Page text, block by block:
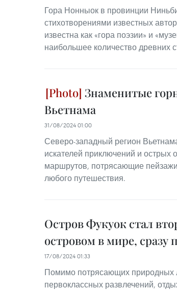
Гора Нонныок в провинции
стихотворениями известных
известна как «гора поэзии» и
наибольшее количество древних
Знаменитые
Вьетнама
31/08/2024 01:00
Северо-западный регион
искателей приключений и
маршрутов, потрясающие
любого путешествия.
Остров Фукуок стал
островом в мире, сразу
17/08/2024 01:33
Помимо потрясающих природных
первоклассных развлечений,